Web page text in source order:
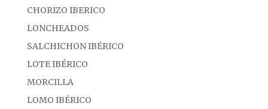
CHORIZO IBERICO
LONCHEADOS
SALCHICHON IBÉRICO
LOTE IBÉRICO
MORCILLA
LOMO IBÉRICO